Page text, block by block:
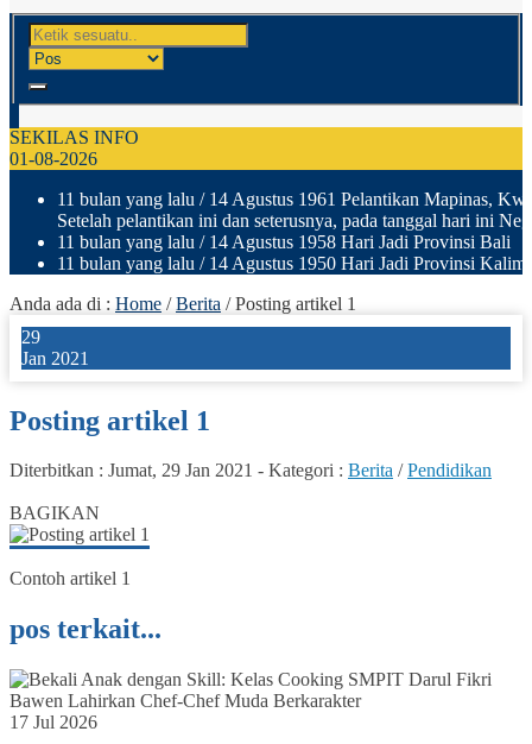
SEKILAS INFO
01-08-2026
11 bulan yang lalu / 14 Agustus 1961 Pelantikan Mapinas,
Setelah pelantikan ini dan seterusnya, pada tanggal hari ini
11 bulan yang lalu / 14 Agustus 1958 Hari Jadi Provinsi Bali
11 bulan yang lalu / 14 Agustus 1950 Hari Jadi Provinsi
Anda ada di : Home /Berita /Posting artikel 1
29
Jan 2021
Posting artikel 1
Diterbitkan : Jumat, 29 Jan 2021 - Kategori : Berita /Pendidikan
BAGIKAN
Contoh artikel 1
pos terkait...
17 Jul 2026